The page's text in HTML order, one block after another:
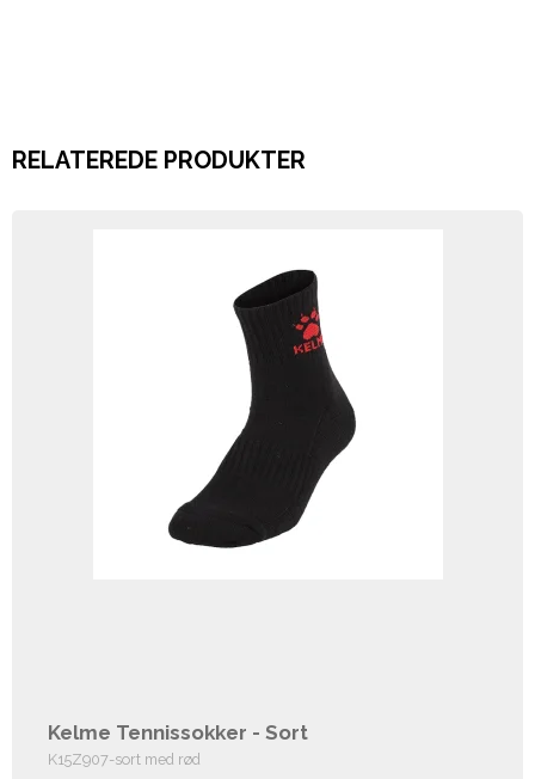
RELATEREDE PRODUKTER
Kelme Tennissokker - Sort
K15Z907-sort med rød